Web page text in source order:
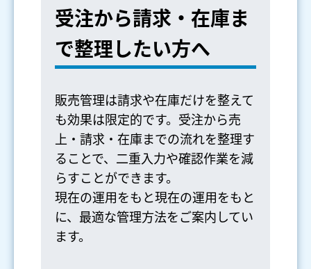
受注から請求・在庫ま
で整理したい方へ
販売管理は請求や在庫だけを整えて
も効果は限定的です。受注から売
上・請求・在庫までの流れを整理す
ることで、二重入力や確認作業を減
らすことができます。
現在の運用をもと現在の運用をもと
に、最適な管理方法をご案内してい
ます。